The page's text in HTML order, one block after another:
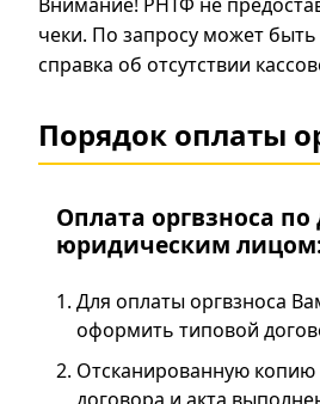
чеки. По запросу может быть
справка об отсутствии
Порядок оплаты
Оплата оргвзноса по
юридическим
Для оплаты оргвзноса
оформить типовой
Отсканированную